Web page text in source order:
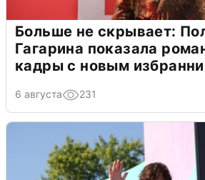
Больше не скрывает:
Гагарина показала
кадры с новым
6 августа 231